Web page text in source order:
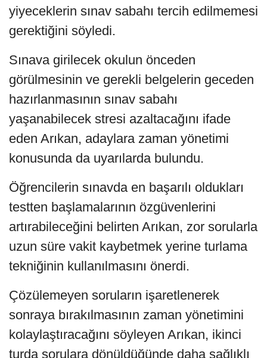
yiyeceklerin sınav sabahı tercih edilmemesi
gerektiğini söyledi.
Sınava girilecek okulun önceden
görülmesinin ve gerekli belgelerin geceden
hazırlanmasının sınav sabahı
yaşanabilecek stresi azaltacağını ifade
eden Arıkan, adaylara zaman yönetimi
konusunda da uyarılarda bulundu.
Öğrencilerin sınavda en başarılı oldukları
testten başlamalarının özgüvenlerini
artırabileceğini belirten Arıkan, zor sorularla
uzun süre vakit kaybetmek yerine turlama
tekniğinin kullanılmasını önerdi.
Çözülemeyen soruların işaretlenerek
sonraya bırakılmasının zaman yönetimini
kolaylaştıracağını söyleyen Arıkan, ikinci
turda sorulara dönüldüğünde daha sağlıklı